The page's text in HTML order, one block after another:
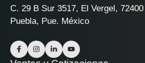
C. 29 B Sur 3517, El Vergel, 72400
Puebla, Pue. México